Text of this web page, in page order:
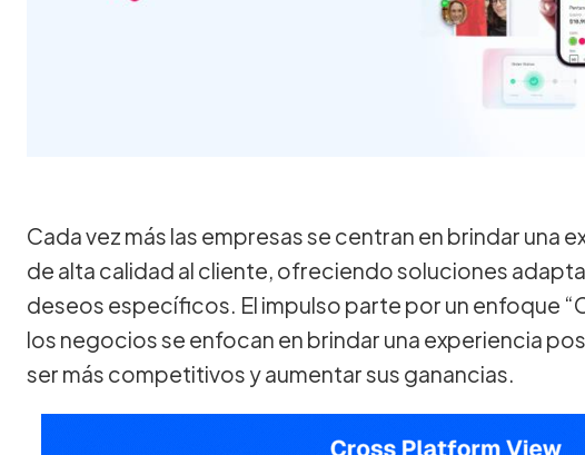
Cada vez más las empresas se centran en brindar una
de alta calidad al cliente, ofreciendo soluciones
deseos específicos. El impulso parte por un enfoque
los negocios se enfocan en brindar una experiencia
ser más competitivos y aumentar sus ganancias.